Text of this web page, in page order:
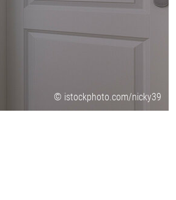
© istockphoto.com/nicky39